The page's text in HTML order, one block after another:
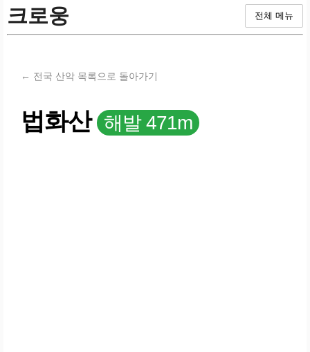
크로웅 전체 메뉴
← 전국 산악 목록으로 돌아가기
법화산 해발 471m